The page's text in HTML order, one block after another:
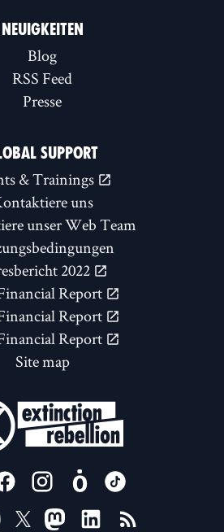
NEUIGKEITEN
Blog
RSS Feed
Presse
SUPPORT
& Trainings
uns
unser Web Team
2022
Report
Report
Report
Site map
US ON